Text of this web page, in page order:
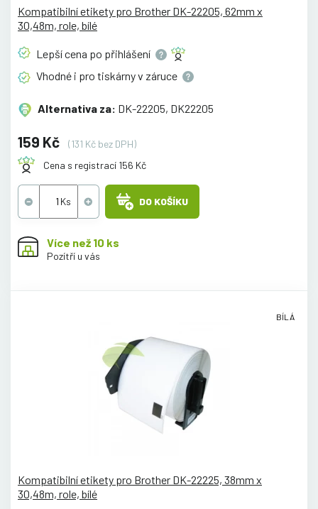
Kompatibilní etikety pro Brother DK-22205, 62mm x
30,48m, role, bílé
Lepší cena po přihlášení
Vhodné i pro tiskárny v záruce
Alternativa za: DK-22205, DK22205
159 Kč
(131 Kč bez DPH)
Cena s registrací 156 Kč
DO KOŠÍKU
Více než 10 ks
Pozítří u vás
BÍLÁ
Kompatibilní etikety pro Brother DK-22225, 38mm x
30,48m, role, bílé